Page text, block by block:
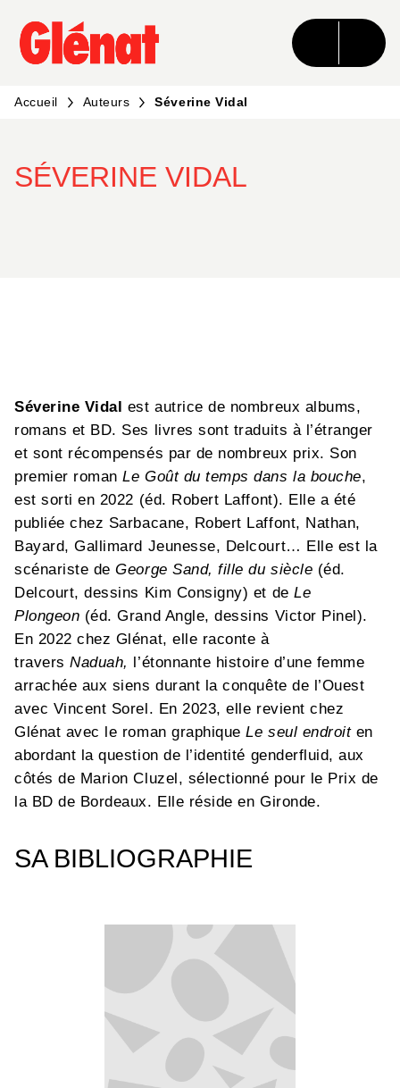
MENU RECHERCHE CONTENU
PIED DE PAGE
Accueil Auteurs Séverine Vidal
SÉVERINE VIDAL
Séverine Vidal est autrice de nombreux albums,
romans et BD. Ses livres sont traduits à l’étranger
et sont récompensés par de nombreux prix. Son
premier romanLe Goût du temps dans la bouche,
est sorti en 2022 (éd. Robert Laffont). Elle a été
publiée chez Sarbacane, Robert Laffont, Nathan,
Bayard, Gallimard Jeunesse, Delcourt… Elle est la
scénariste deGeorge Sand, fille du siècle (éd.
Delcourt, dessins Kim Consigny) et deLe
Plongeon (éd. Grand Angle, dessins Victor Pinel).
En 2022 chez Glénat, elle raconte à
traversNaduah, l’étonnante histoire d’une femme
arrachée aux siens durant la conquête de l’Ouest
avec Vincent Sorel. En 2023, elle revient chez
Glénat avec le roman graphiqueLe seul endroiten
abordant la question de l’identité genderfluid, aux
côtés de Marion Cluzel, sélectionné pour le Prix de
la BD de Bordeaux. Elle réside en Gironde.
SA BIBLIOGRAPHIE